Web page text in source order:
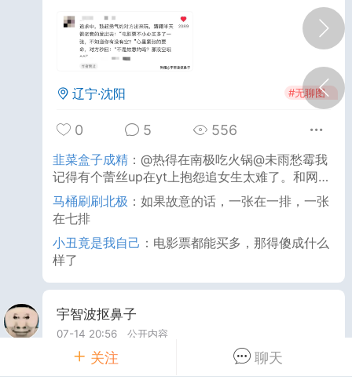
5
被狗吃了：@蚊子包售后客服非洲倪哥抽得比
产工具不会死掉的，倪哥可不会这么人性化
的跑步机：就跟某些幻想舍身给老外 就能过上
剧里面的生活的群体一样 最终的下场就只是玩
子写劝退信：如果有人是自己老老实实考出来
拿的绿卡/入籍，酸一酸婚姻入籍我觉得还是有
兜里有手机
图片
关注
聊天
辽宁·沈阳 #无聊图
0 5 556
韭菜盒子成精 ：@热得在南极吃火锅@未雨愁霉我
记得有个蕾丝up在yt上抱怨追女生太难了。和网约
车女司机抱怨女乘客是不是一个道理。
马桶刷刷北极 ：如果故意的话，一张在一排，一张
在七排
小丑竟是我自己 ： 电影票都能买多，那得傻成什么
样了
宇智波抠鼻子
07-14 20:56 公开内容
用夜光胶带，把房间变成网络空间 ​​​